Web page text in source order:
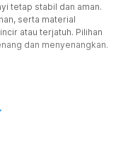
tetap stabil dan aman.
serta material
atau terjatuh. Pilihan
dan menyenangkan.
pada permukaan, kursi